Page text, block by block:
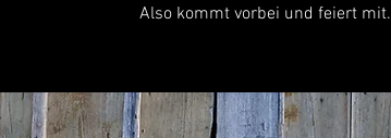
Also kommt vorbei und feiert mit.